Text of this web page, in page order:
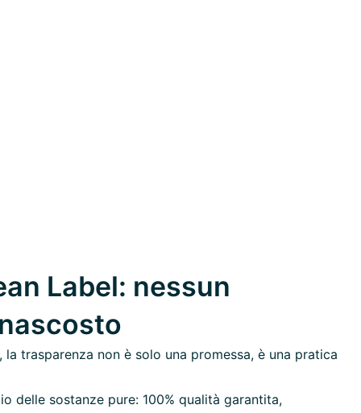
Label: nessun
la trasparenza non è solo una promessa, è una pratica
delle sostanze pure: 100% qualità garantita,